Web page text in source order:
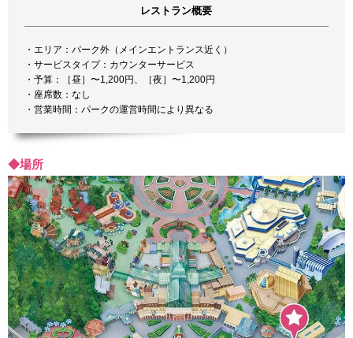
レストラン概要
・エリア：パーク外（メインエントランス近く）
・サービスタイプ：カウンターサービス
・予算：［昼］〜1,200円、［夜］〜1,200円
・座席数：なし
・営業時間：パークの運営時間により異なる
◆場所